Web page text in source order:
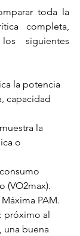
toda la
completa,
siguientes
la potencia
capacidad
la
o
(VO2max).
PAM.
próximo al
una buena